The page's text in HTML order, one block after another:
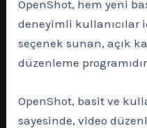
OpenShot, hem yeni
deneyimli
seçenek sunan, açık
düzenleme
OpenShot, basit ve
sayesinde, video